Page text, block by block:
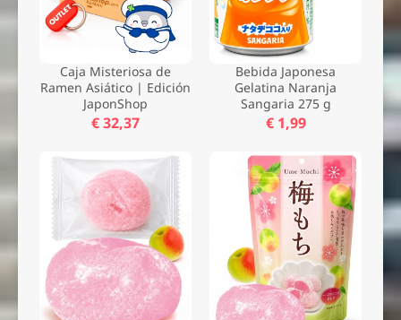
Caja Misteriosa de
Ramen Asiático | Edición
JaponShop
€ 32,37
Bebida Japonesa
Gelatina Naranja
Sangaria 275 g
€ 1,99